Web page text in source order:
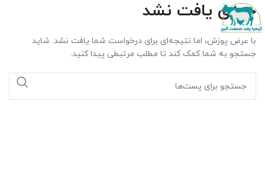
چیزی یافت نشد
با عرض پوزش، اما نتیجه‌ای برای درخواست شما یافت نشد. شاید
جستجو به شما کمک کند تا مطلب مرتبطی پیدا کنید.